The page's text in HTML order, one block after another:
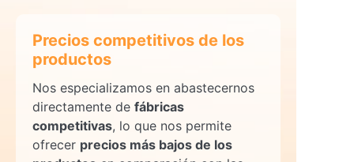
Precios competitivos de los
productos
Nos especializamos en abastecernos
directamente defábricas
competitivas, lo que nos permite
ofrecer precios más bajos de los